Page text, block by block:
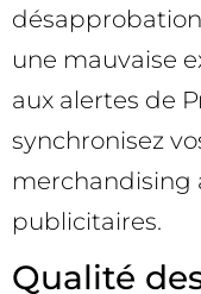
une mauvaise
aux alertes de
synchronisez
merchandising
publicitaires.
Qualité